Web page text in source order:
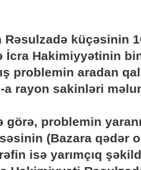
Rəsulzadə küçəsinin
İcra Hakimiyyətinin
problemin aradan
a rayon sakinləri
görə, problemin
(Bazara qədər
isə yarımçıq